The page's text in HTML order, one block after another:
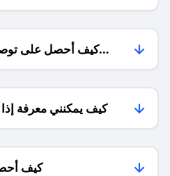
كيف أحصل على
كيف يمكنني معرفة
كيف